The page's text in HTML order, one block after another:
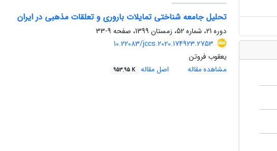
تحلیل جامعه شناختی تمایلات باروری و تعلقات مذهبی در ایران
دوره 21، شماره 52، زمستان 1399، صفحه
9-33
10.22083/jccs.2020.174923.2753
یعقوب فروتن
مشاهده مقاله
اصل مقاله 953.95 K